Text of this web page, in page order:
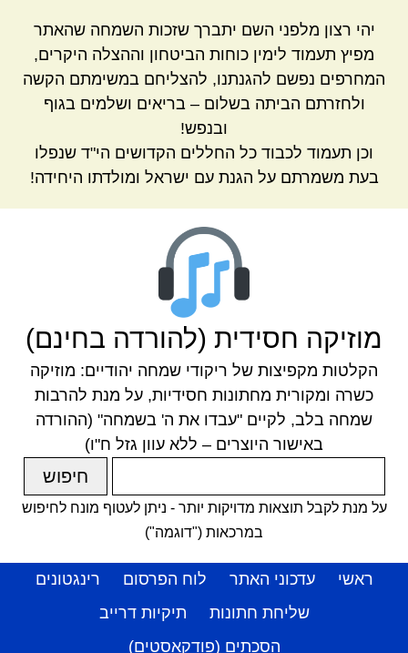
יהי רצון מלפני השם יתברך שזכות השמחה שהאתר
מפיץ תעמוד לימין כוחות הביטחון וההצלה היקרים,
המחרפים נפשם להגנתנו, להצליחם במשימתם הקשה
ולחזרתם הביתה בשלום – בריאים ושלמים בגוף
ובנפש!
וכן תעמוד לכבוד כל החללים הקדושים הי"ד שנפלו
בעת משמרתם על הגנת עם ישראל ומולדתו היחידה!
מוזיקה חסידית (להורדה בחינם)
הקלטות מקפיצות של ריקודי שמחה יהודיים: מוזיקה
כשרה ומקורית מחתונות חסידיות, על מנת להרבות
שמחה בלב, לקיים "עבדו את ה' בשמחה" (ההורדה
באישור היוצרים – ללא עוון גזל ח"ו)
על מנת לקבל תוצאות מדויקות יותר - ניתן לעטוף מונח לחיפוש
במרכאות ("דוגמה")
ראשי עדכוני האתר לוח הפרסום
רינגטונים
שליחת חתונות
תיקיות דרייב
הסכתים (פודקאסטים)